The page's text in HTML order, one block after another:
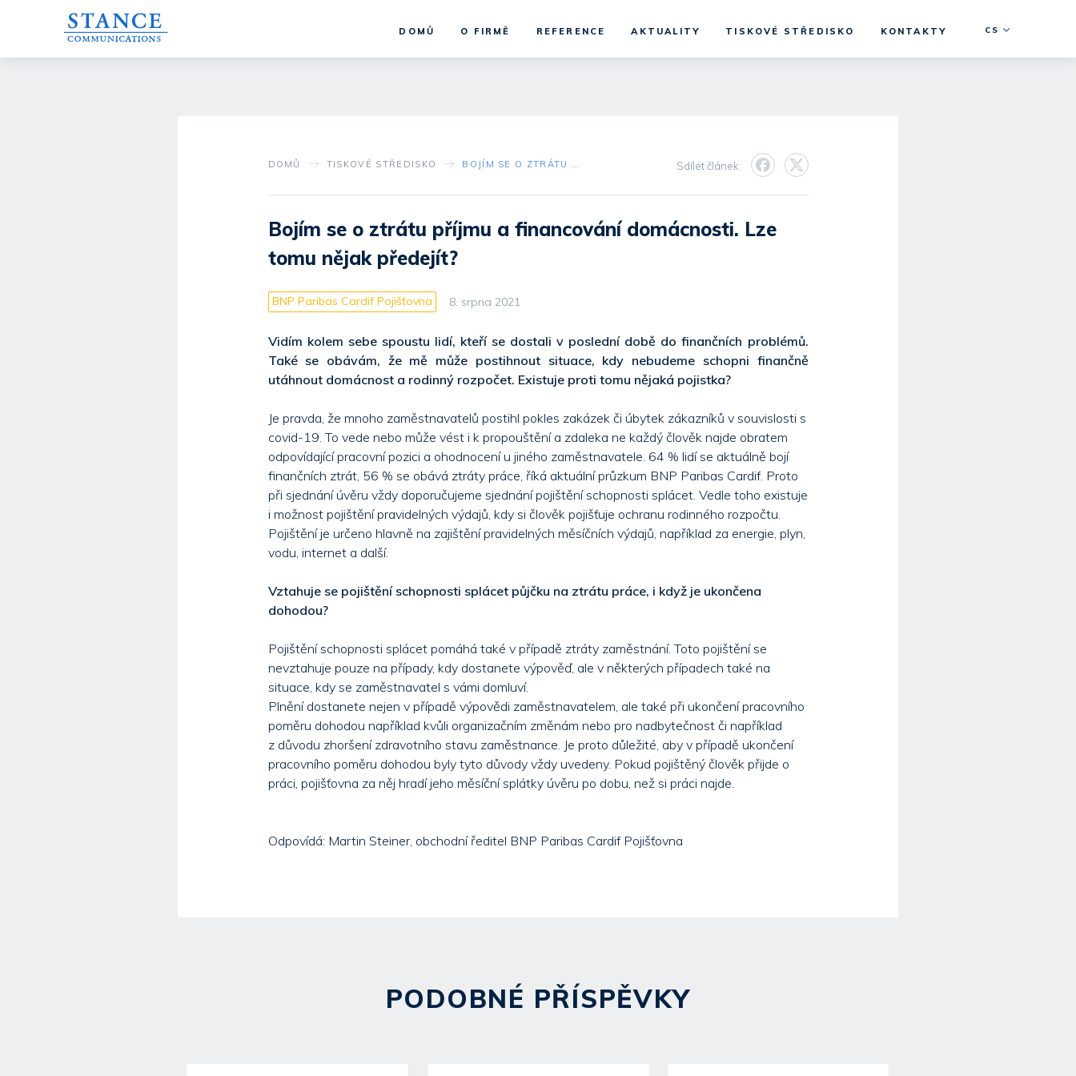
DOMŮ O FIRMĚ REFERENCE AKTUALITY TISKOVÉ STŘEDISKO KONTAKTY CS
DOMŮ TISKOVÉ STŘEDISKO BOJÍM SE O ZTRÁTU PŘÍJMU A FINANCOVÁNÍ DOMÁCNOSTI. LZE TOMU NĚJAK PŘEDEJÍT? Sdílet článek:
Bojím se o ztrátu příjmu a financování domácnosti. Lze
tomu nějak předejít?
BNP Paribas Cardif Pojišťovna 8. srpna 2021
Vidím kolem sebe spoustu lidí, kteří se dostali v poslední době do finančních problémů.
Také se obávám, že mě může postihnout situace, kdy nebudeme schopni finančně
utáhnout domácnost a rodinný rozpočet. Existuje proti tomu nějaká pojistka?
Je pravda, že mnoho zaměstnavatelů postihl pokles zakázek či úbytek zákazníků v souvislosti s
covid-19. To vede nebo může vést i k propouštění a zdaleka ne každý člověk najde obratem
odpovídající pracovní pozici a ohodnocení u jiného zaměstnavatele. 64 % lidí se aktuálně bojí
finančních ztrát, 56 % se obává ztráty práce, říká aktuální průzkum BNP Paribas Cardif. Proto
při sjednání úvěru vždy doporučujeme sjednání pojištění schopnosti splácet. Vedle toho existuje
i možnost pojištění pravidelných výdajů, kdy si člověk pojišťuje ochranu rodinného rozpočtu.
Pojištění je určeno hlavně na zajištění pravidelných měsíčních výdajů, například za energie, plyn,
vodu, internet a další.
Vztahuje se pojištění schopnosti splácet půjčku na ztrátu práce, i když je ukončena
dohodou?
Pojištění schopnosti splácet pomáhá také v případě ztráty zaměstnání. Toto pojištění se
nevztahuje pouze na případy, kdy dostanete výpověď, ale v některých případech také na
situace, kdy se zaměstnavatel s vámi domluví.
Plnění dostanete nejen v případě výpovědi zaměstnavatelem, ale také při ukončení pracovního
poměru dohodou například kvůli organizačním změnám nebo pro nadbytečnost či například
z důvodu zhoršení zdravotního stavu zaměstnance. Je proto důležité, aby v případě ukončení
pracovního poměru dohodou byly tyto důvody vždy uvedeny. Pokud pojištěný člověk přijde o
práci, pojišťovna za něj hradí jeho měsíční splátky úvěru po dobu, než si práci najde.
Odpovídá: Martin Steiner, obchodní ředitel BNP Paribas Cardif Pojišťovna
PODOBNÉ PŘÍSPĚVKY